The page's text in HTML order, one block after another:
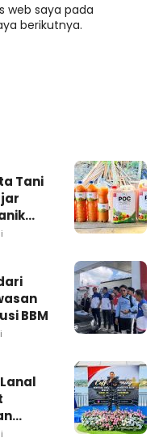
web saya pada
berikutnya.
Tani
dan
BBM